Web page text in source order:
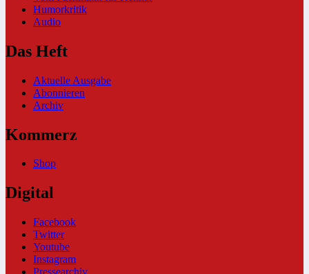
Humorkritik
Audio
Das Heft
Aktuelle Ausgabe
Abonnieren
Archiv
Kommerz
Shop
Digital
Facebook
Twitter
Youtube
Instagram